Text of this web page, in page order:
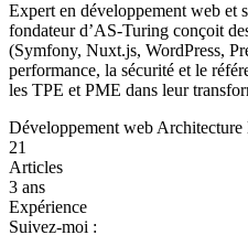
Expert en développement web et
fondateur d’AS-Turing conçoit
(Symfony, Nuxt.js, WordPress,
performance, la sécurité et le
les TPE et PME dans leur
Développement web Architecture
21
Articles
3 ans
Expérience
Suivez-moi :